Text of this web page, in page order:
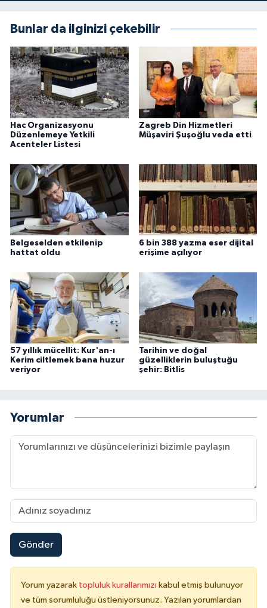
Bunlar da ilginizi çekebilir
Hac Organizasyonu
Düzenlemeye Yetkili
Acenteler Listesi
Zagreb Din Hizmetleri
Müşaviri Şuşoğlu veda etti
Belgeselden etkilenip
hattat oldu
6 bin 388 yazma eser dijital
erişime açılıyor
57 yıllık mücellit: Kur'an-ı
Kerim ciltlemek bana huzur
veriyor
Tarihin ve doğal
güzelliklerin buluştuğu
şehir: Bitlis
Yorumlar
Gönder
Yorum yazarak topluluk kurallarımızı kabul etmiş bulunuyor
ve tüm sorumluluğu üstleniyorsunuz. Yazılan yorumlardan
Konya Müftülüğü
Kütahya Müftülüğü
Malatya Müftülüğü
Manisa Müftülüğü
Mardin Müftülüğü
Mersin Müftülüğü
Muğla Müftülüğü
Muş Müftülüğü
Niğde Müftülüğü
Ordu Müftülüğü
Osmaniye Müftülüğü
Sakarya Müftülüğü
Samsun Müftülüğü
Sinop Müftülüğü
Sivas Müftülüğü
Şırnak Müftülüğü